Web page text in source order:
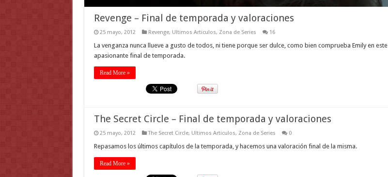
Revenge – Final de temporada y valoraciones
25 mayo, 2012 Revenge, Ultimos Articulos, Zona de Series 16
La venganza nunca llueve a gusto de todos, ni tiene porque ser dulce, como bien comprueba Emily en este
apasionante final de temporada.
Read More »
The Secret Circle – Final de temporada y valoraciones
25 mayo, 2012 The Secret Circle, Ultimos Articulos, Zona de Series 0
Repasamos los últimos capítulos de la temporada, y hacemos una valoración final de la misma.
Read More »